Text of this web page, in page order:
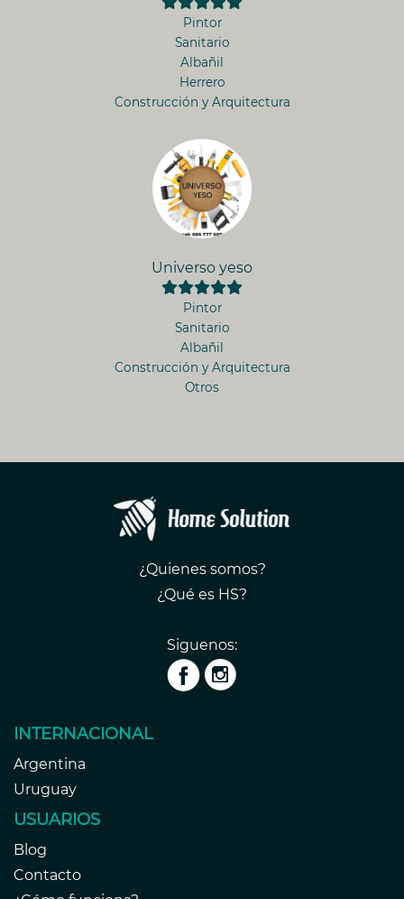
Pintor
Sanitario
Albañil
Herrero
Construcción y Arquitectura
Universo yeso
Pintor
Sanitario
Albañil
Construcción y Arquitectura
Otros
¿Quienes somos?
¿Qué es HS?
Siguenos:
INTERNACIONAL
Argentina
Uruguay
USUARIOS
Blog
Contacto